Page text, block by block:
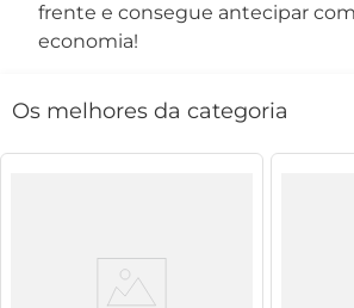
frente e consegue antecipar
economia!
Os melhores da categoria